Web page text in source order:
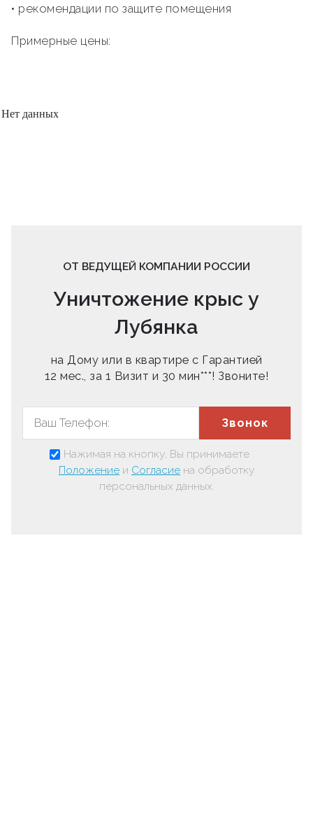
• рекомендации по защите помещения
Примерные цены:
Нет данных
ОТ ВЕДУЩЕЙ КОМПАНИИ РОССИИ
Уничтожение крыс у
Лубянка
на Дому или в квартире с Гарантией
12 мес., за 1 Визит и 30 мин***! Звоните!
Звонок
Нажимая на кнопку, Вы принимаете
Положение и Согласие на обработку
персональных данных.